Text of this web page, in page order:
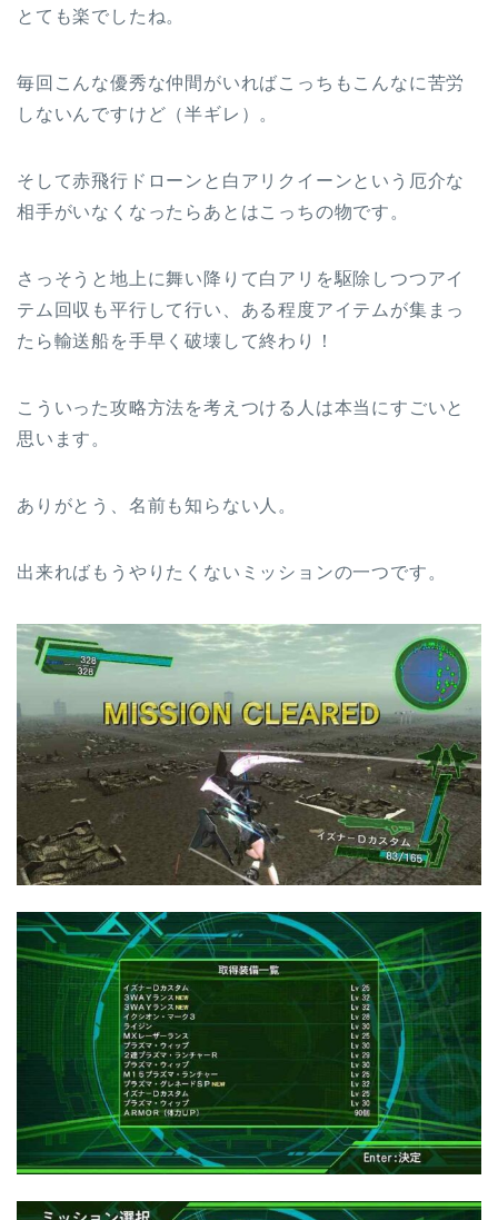
とても楽でしたね。
毎回こんな優秀な仲間がいればこっちもこんなに苦労
しないんですけど（半ギレ）。
そして赤飛行ドローンと白アリクイーンという厄介な
相手がいなくなったらあとはこっちの物です。
さっそうと地上に舞い降りて白アリを駆除しつつアイ
テム回収も平行して行い、ある程度アイテムが集まっ
たら輸送船を手早く破壊して終わり！
こういった攻略方法を考えつける人は本当にすごいと
思います。
ありがとう、名前も知らない人。
出来ればもうやりたくないミッションの一つです。